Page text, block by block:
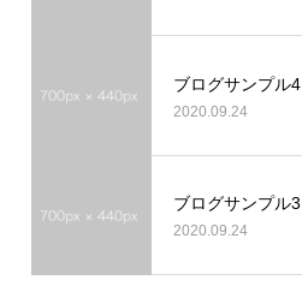
ブログサンプル4
2020.09.24
ブログサンプル3
2020.09.24